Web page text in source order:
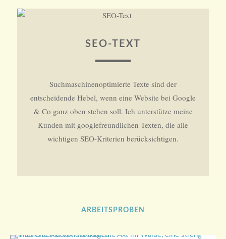
SEO-TEXT
Suchmaschinenoptimierte Texte sind der
entscheidende Hebel, wenn eine Website bei Google
& Co ganz oben stehen soll. Ich unterstütze meine
Kunden mit googlefreundlichen Texten, die alle
wichtigen SEO-Kriterien berücksichtigen.
ARBEITSPROBEN